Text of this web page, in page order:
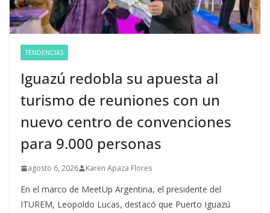
TENDENCIAS
Iguazú redobla su apuesta al
turismo de reuniones con un
nuevo centro de convenciones
para 9.000 personas
agosto 6, 2026 Karen Apaza Flores
En el marco de MeetUp Argentina, el presidente del
ITUREM, Leopoldo Lucas, destacó que Puerto Iguazú